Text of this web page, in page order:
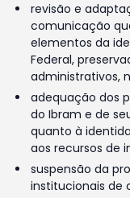
revisão e
comunicação
elementos da
Federal,
administrativos,
adequação dos
do Ibram e de
quanto à
aos recursos de
suspensão da
institucionais de